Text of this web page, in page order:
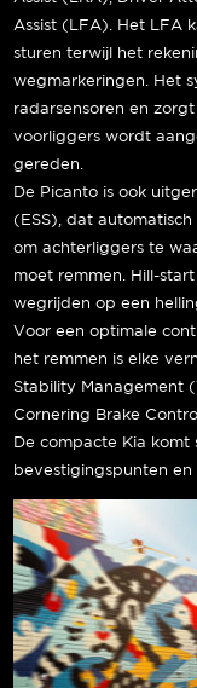
Assist (LFA). Het LFA
sturen terwijl het
wegmarkeringen. Het
radarsensoren en
voorliggers wordt
gereden.
De Picanto is ook
(ESS), dat
om achterliggers te
moet remmen. Hill-
wegrijden op een
Voor een optimale
het remmen is elke
Stability Management
Cornering Brake
De compacte Kia
bevestigingspunten en